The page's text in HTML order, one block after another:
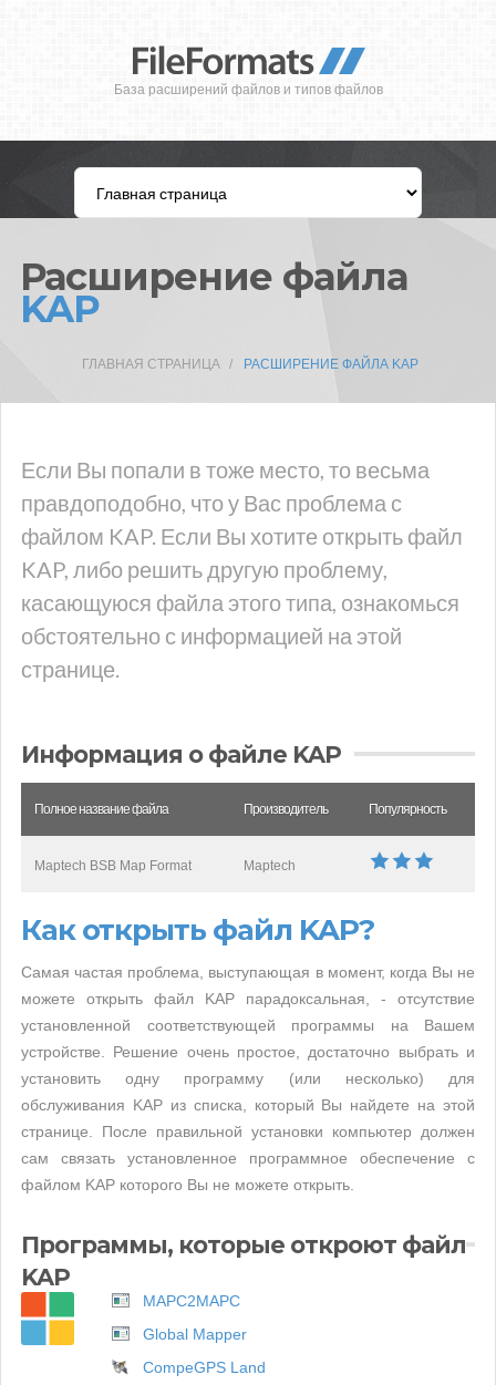
База расширений файлов и типов файлов
Расширение файла
KAP
ГЛАВНАЯ СТРАНИЦА РАСШИРЕНИЕ ФАЙЛА KAP
Если Вы попали в тоже место, то весьма
правдоподобно, что у Вас проблема с
файлом KAP. Если Вы хотите открыть файл
KAP, либо решить другую проблему,
касающуюся файла этого типа, ознакомься
обстоятельно с информацией на этой
странице.
Информация о файле KAP
Полное название файла Производитель Популярность
Maptech BSB Map Format Maptech
Как открыть файл KAP?
Самая частая проблема, выступающая в момент, когда Вы не
можете открыть файл KAP парадоксальная, - отсутствие
установленной соответствующей программы на Вашем
устройстве. Решение очень простое, достаточно выбрать и
установить одну программу (или несколько) для
обслуживания KAP из списка, который Вы найдете на этой
странице. После правильной установки компьютер должен
сам связать установленное программное обеспечение с
файлом KAP которого Вы не можете открыть.
Программы, которые откроют файл
KAP
MAPC2MAPC
Global Mapper
CompeGPS Land